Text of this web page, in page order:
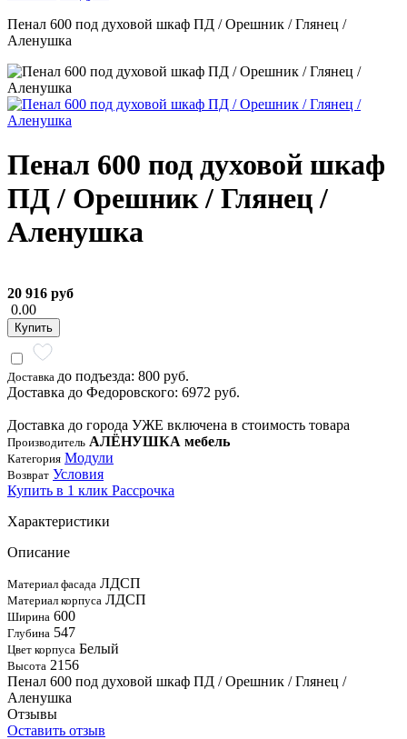
Пенал 600 под духовой шкаф ПД / Орешник / Глянец /
Аленушка
Пенал 600 под духовой шкаф
ПД / Орешник / Глянец /
Аленушка
20 916 руб
0.00
Купить
Доставка до подъезда: 800 руб.
Доставка до Федоровского: 6972 руб.
Доставка до города УЖЕ включена в стоимость товара
Производитель АЛЁНУШКА мебель
Категория Модули
Возврат Условия
Купить в 1 клик Рассрочка
Характеристики
Описание
Материал фасада ЛДСП
Материал корпуса ЛДСП
Ширина 600
Глубина 547
Цвет корпуса Белый
Высота 2156
Пенал 600 под духовой шкаф ПД / Орешник / Глянец /
Аленушка
Отзывы
Оставить отзыв